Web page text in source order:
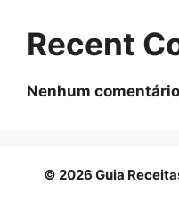
Recent
Nenhum
© 2026 Guia